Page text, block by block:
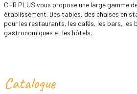
CHR PLUS vous propose une large gamme
établissement. Des tables, des chaises en
pour les restaurants, les cafés, les bars, les
gastronomiques et les hôtels.
Catalogue